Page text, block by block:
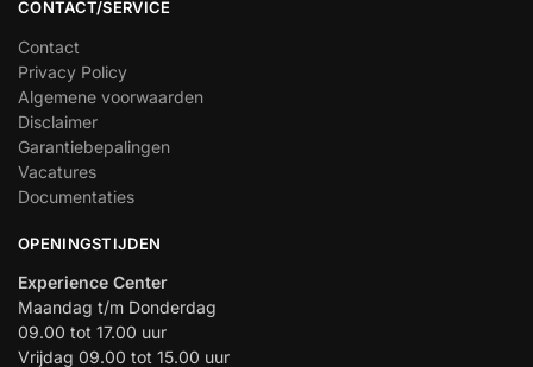
CONTACT/SERVICE
Contact
Privacy Policy
Algemene voorwaarden
Disclaimer
Garantiebepalingen
Vacatures
Documentaties
OPENINGSTIJDEN
Experience Center
Maandag t/m Donderdag
09.00 tot 17.00 uur
Vrijdag 09.00 tot 15.00 uur